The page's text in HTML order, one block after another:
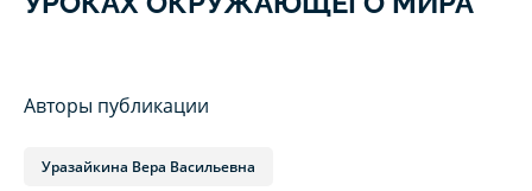
Авторы публикации
Уразайкина Вера Васильевна